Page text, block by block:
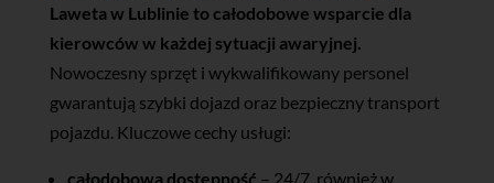
Laweta w Lublinie to całodobowe wsparcie dla
kierowców w każdej sytuacji awaryjnej.
Nowoczesny sprzęt i wykwalifikowany personel
gwarantują szybki dojazd oraz bezpieczny transport
pojazdu. Kluczowe cechy usługi:
całodobowa dostępność – 24/7, również w